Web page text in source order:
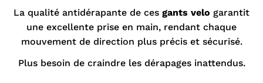
La qualité antidérapante de ces gants velo garantit
une excellente prise en main, rendant chaque
mouvement de direction plus précis et sécurisé.
Plus besoin de craindre les dérapages inattendus.